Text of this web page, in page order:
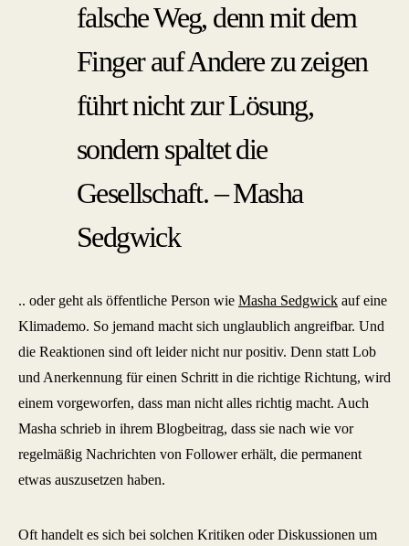
falsche Weg, denn mit dem
Finger auf Andere zu zeigen
führt nicht zur Lösung,
sondern spaltet die
Gesellschaft. – Masha
Sedgwick
.. oder geht als öffentliche Person wie Masha Sedgwick auf eine
Klimademo. So jemand macht sich unglaublich angreifbar. Und
die Reaktionen sind oft leider nicht nur positiv. Denn statt Lob
und Anerkennung für einen Schritt in die richtige Richtung, wird
einem vorgeworfen, dass man nicht alles richtig macht. Auch
Masha schrieb in ihrem Blogbeitrag, dass sie nach wie vor
regelmäßig Nachrichten von Follower erhält, die permanent
etwas auszusetzen haben.
Oft handelt es sich bei solchen Kritiken oder Diskussionen um